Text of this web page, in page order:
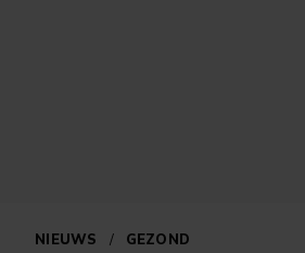
NIEUWS / GEZOND